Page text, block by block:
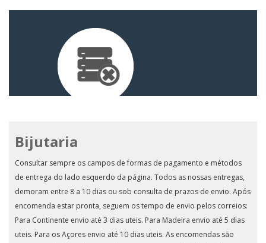
Bijutaria
Consultar sempre os campos de formas de pagamento e métodos
de entrega do lado esquerdo da página. Todos as nossas entregas,
demoram entre 8 a 10 dias ou sob consulta de prazos de envio. Após
encomenda estar pronta, seguem os tempo de envio pelos correios:
Para Continente envio até 3 dias uteis. Para Madeira envio até 5 dias
uteis. Para os Açores envio até 10 dias uteis. As encomendas são